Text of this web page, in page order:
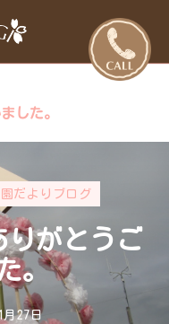
園・東
あきる
【さく
保育
園】
案内 · 保
· 未就園児
· 園のいち
年間行事 ·
ぎ保育園
· さくら
育園 。子
達はもちろ
達大人も認
、認め合
した。
だよりブログ
りがとうご
。
月27日